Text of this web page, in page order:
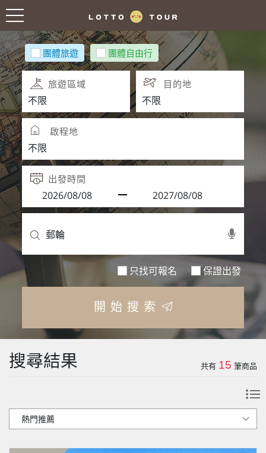
團體旅遊 團體自由行
旅遊區域 目的地
啟程地
出發時間
只找可報名 保證出發
開始搜索
搜尋結果 共有 15 筆商品